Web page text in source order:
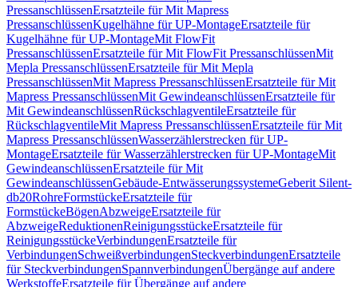
PressanschlüssenErsatzteile für Mit Mapress
PressanschlüssenKugelhähne für UP-MontageErsatzteile für
Kugelhähne für UP-MontageMit FlowFit
PressanschlüssenErsatzteile für Mit FlowFit PressanschlüssenMit
Mepla PressanschlüssenErsatzteile für Mit Mepla
PressanschlüssenMit Mapress PressanschlüssenErsatzteile für Mit
Mapress PressanschlüssenMit GewindeanschlüssenErsatzteile für
Mit GewindeanschlüssenRückschlagventileErsatzteile für
RückschlagventileMit Mapress PressanschlüssenErsatzteile für Mit
Mapress PressanschlüssenWasserzählerstrecken für UP-
MontageErsatzteile für Wasserzählerstrecken für UP-MontageMit
GewindeanschlüssenErsatzteile für Mit
GewindeanschlüssenGebäude-EntwässerungssystemeGeberit Silent-
db20RohreFormstückeErsatzteile für
FormstückeBögenAbzweigeErsatzteile für
AbzweigeReduktionenReinigungsstückeErsatzteile für
ReinigungsstückeVerbindungenErsatzteile für
VerbindungenSchweißverbindungenSteckverbindungenErsatzteile
für SteckverbindungenSpannverbindungenÜbergänge auf andere
WerkstoffeErsatzteile für Übergänge auf andere